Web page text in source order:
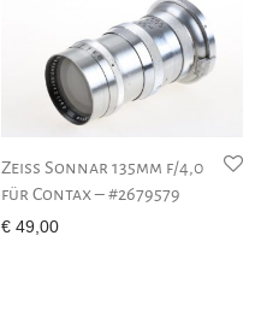
Zeiss Sonnar 135mm f/4,0
für Contax – #2679579
€ 49,00